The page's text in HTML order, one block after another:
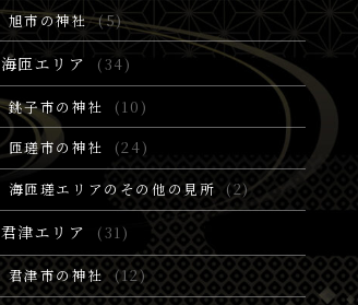
旭市の神社 (5)
海匝エリア (34)
銚子市の神社
(10)
匝瑳市の神社
(24)
海匝瑳エリアのその他の見所
(2)
君津エリア (31)
君津市の神社 (12)